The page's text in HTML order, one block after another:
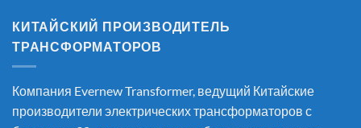
КИТАЙСКИЙ ПРОИЗВОДИТЕЛЬ
ТРАНСФОРМАТОРОВ
Компания Evernew Transformer, ведущий Китайские
производители электрических трансформаторов с